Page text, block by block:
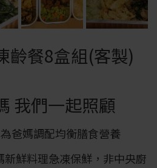
齡餐8盒組(客製)
我們一起照顧
爸媽調配均衡膳食營養
鮮料理急凍保鮮，非中央廚